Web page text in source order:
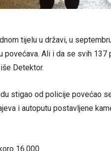
tijelu u državi, u
povećava. Ali i da se svih
Detektor.
stigao od policije povećao
i autoputu postavljene
16.000.